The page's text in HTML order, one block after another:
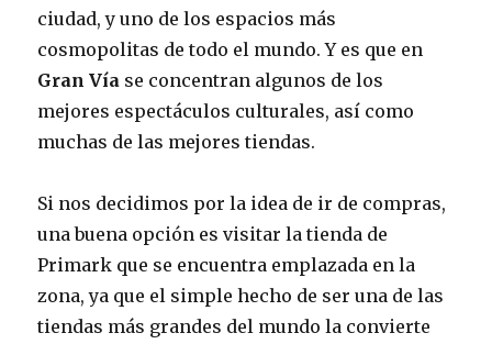
ciudad, y uno de los espacios más
cosmopolitas de todo el mundo. Y es que en
Gran Vía se concentran algunos de los
mejores espectáculos culturales, así como
muchas de las mejores tiendas.
Si nos decidimos por la idea de ir de compras,
una buena opción es visitar la tienda de
Primark que se encuentra emplazada en la
zona, ya que el simple hecho de ser una de las
tiendas más grandes del mundo la convierte